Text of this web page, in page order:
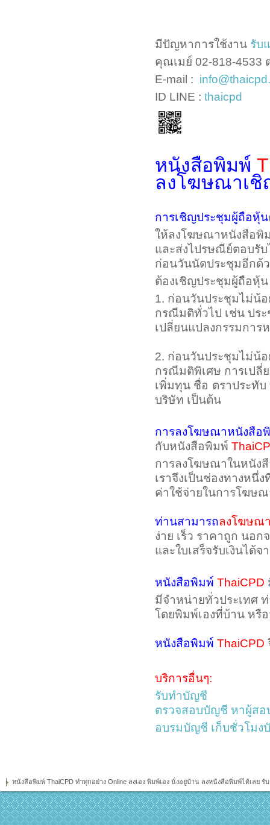
มีปัญหาการใช้งาน รับ
คุณเมย์ 02-818-4533
E-mail :
ID LINE : thaicpd
หนังสือพิมพ์
ลงโฆษณาเ
การเชิญประชุมผู้ถือหุ้น
ให้ลงโฆษณาหนังสือพิ
และส่งไปรษณีย์ตอบรั
ก่อนวันนัดประชุมอีกด้
ต้องเชิญประชุมผู้ถือหุ้น
1. ก่อนวันประชุมไม่น้
กรณีมติทั่วไป เช่น ปร
เปลี่ยนแปลงกรรมการ
2. ก่อนวันประชุมไม่น้
กรณีมติพิเศษ การเปลี่
เพิ่มทุน ชื่อ ตราประทับ
บริษัท เป็นต้น
การลงโฆษณาหนังสือ
กับหนังสือพิมพ์
การลงโฆษณาในหนัง
เราจึงเป็นช่องทางหนึ่
ค่าใช้จ่ายในการโฆษ
ท่านสามารถลงโฆษณ
ง่าย เร็ว ราคาถูก นอ
และใบเสร็จรับเงินได้
หนังสือพิมพ์ ThaiCPD
มีจำหน่ายทั่วประเทศ
โดยพิมพ์เองที่บ้าน หรื
หนังสือพิมพ์ ThaiCPD
บริการอื่นๆ:
รับทำบัญชี
ตรวจสอบบัญชี หาผู้ส
อบรมบัญชี เก็บชั่วโมง
หนังสือพิมพ์ ThaiCPD ทำทุกอย่าง Online ลงเอง พิมพ์เอง นั่งอยู่บ้าน ลงหนังสือพิ่มพ์ได้เล
and designed by SiteGroundweb hosting valid xhtml valid css